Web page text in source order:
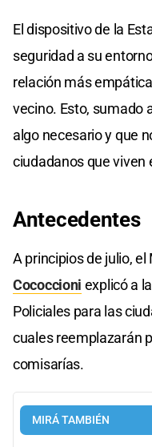
El dispositivo de la
seguridad a su
relación más
vecino. Esto, sumado
algo necesario y que
ciudadanos que viven
Antecedentes
A principios de julio,
Cococcioni explicó a
Policiales para las
cuales reemplazarán
comisarías.
MIRÁ TAMBIÉN